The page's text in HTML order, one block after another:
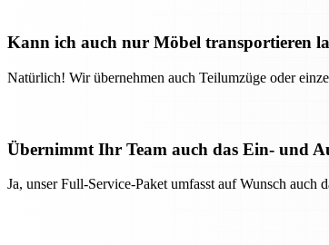
Kann ich auch nur Möbel transportieren
Natürlich! Wir übernehmen auch Teilumzüge oder
Übernimmt Ihr Team auch das Ein- und
Ja, unser Full-Service-Paket umfasst auf Wunsch auch